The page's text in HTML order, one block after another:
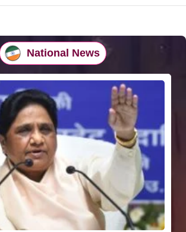
National News